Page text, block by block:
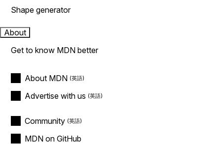
Shape generator
About
Get to know MDN better
About MDN
Advertise with us
Community
MDN on GitHub